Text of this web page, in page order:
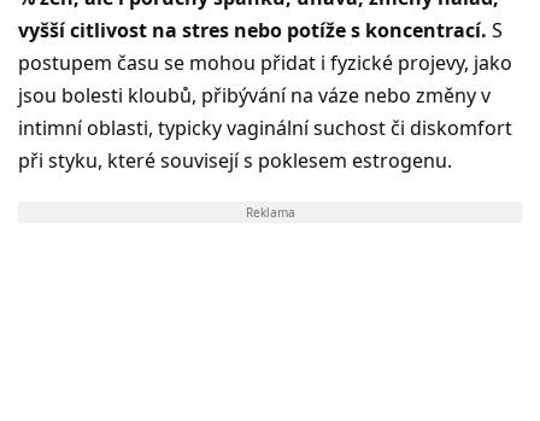
vyšší citlivost na stres nebo potíže s koncentrací. S
postupem času se mohou přidat i fyzické projevy, jako
jsou bolesti kloubů, přibývání na váze nebo změny v
intimní oblasti, typicky vaginální suchost či diskomfort
při styku, které souvisejí s poklesem estrogenu.
Reklama